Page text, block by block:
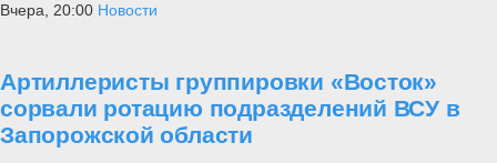
Вчера, 20:00 Новости
Артиллеристы группировки «Восток»
сорвали ротацию подразделений ВСУ в
Запорожской области